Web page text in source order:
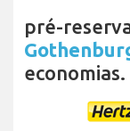
pré-
economias.